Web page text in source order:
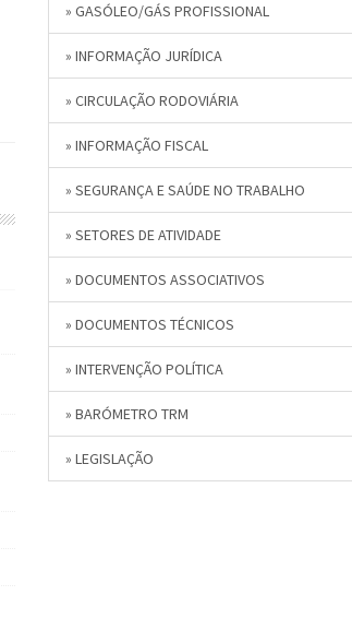
» GASÓLEO/GÁS PROFISSIONAL
» INFORMAÇÃO JURÍDICA
» CIRCULAÇÃO RODOVIÁRIA
» INFORMAÇÃO FISCAL
» SEGURANÇA E SAÚDE NO TRABALHO
» SETORES DE ATIVIDADE
» DOCUMENTOS ASSOCIATIVOS
» DOCUMENTOS TÉCNICOS
» INTERVENÇÃO POLÍTICA
» BARÓMETRO TRM
» LEGISLAÇÃO